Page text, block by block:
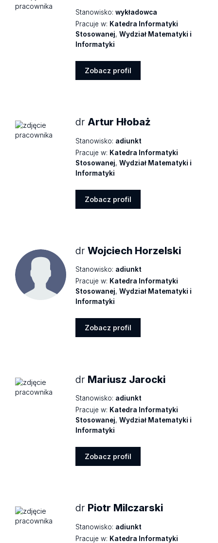
Stanowisko: wykładowca
Pracuje w: Katedra Informatyki
Stosowanej,Wydział Matematyki i
Informatyki
Zobacz profil
drArtur Hłobaż
Stanowisko: adiunkt
Pracuje w: Katedra Informatyki
Stosowanej,Wydział Matematyki i
Informatyki
Zobacz profil
drWojciech Horzelski
Stanowisko: adiunkt
Pracuje w: Katedra Informatyki
Stosowanej,Wydział Matematyki i
Informatyki
Zobacz profil
dr Mariusz Jarocki
Stanowisko: adiunkt
Pracuje w: Katedra Informatyki
Stosowanej,Wydział Matematyki i
Informatyki
Zobacz profil
dr Piotr Milczarski
Stanowisko: adiunkt
Pracuje w: Katedra Informatyki